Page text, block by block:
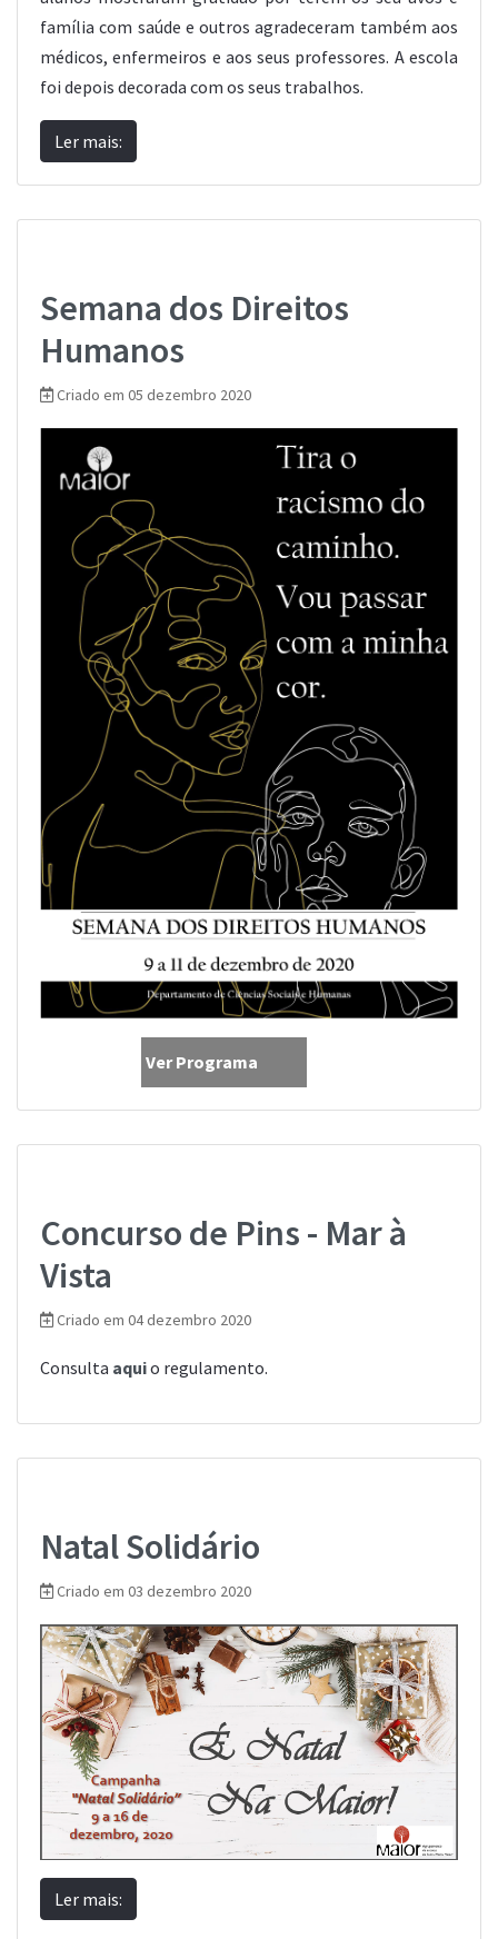
família com saúde e outros agradeceram também aos
médicos, enfermeiros e aos seus professores. A escola
foi depois decorada com os seus trabalhos.
Ler mais:
Semana dos Direitos
Humanos
Criado em 05 dezembro 2020
Ver Programa
Concurso de Pins - Mar à
Vista
Criado em 04 dezembro 2020
Consulta aquio regulamento.
Natal Solidário
Criado em 03 dezembro 2020
Ler mais: